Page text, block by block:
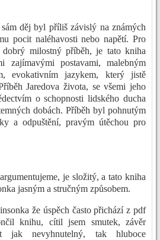
děj byl příliš závislý na známých
pocit naléhavosti nebo napětí. Pro
milostný příběh, je tato kniha
zajímavými postavami, malebným
evokativním jazykem, který jistě
Jaredova života, se všemi jeho
o schopnosti lidského ducha
dobách. Příběh byl pohnutým
a odpuštění, pravým útěchou pro
je složitý, a tato kniha
jasným a stručným způsobem.
že úspěch často přichází z pdf
knihu, cítil jsem smutek, závěr
nevyhnutelný, tak hluboce